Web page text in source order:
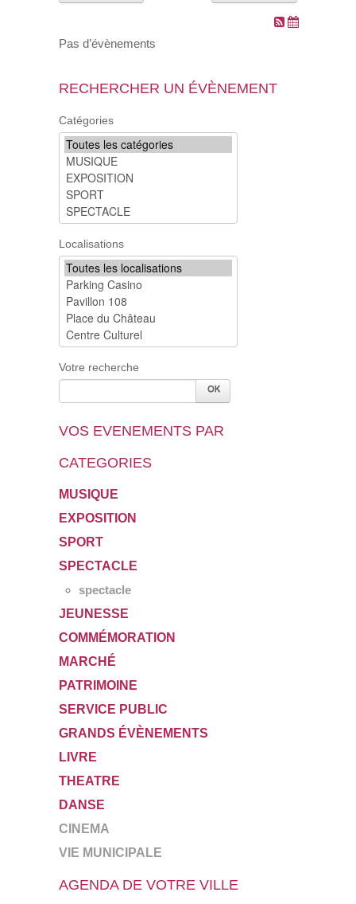
SOCIAL
SPORTS ET LOISIRS
CULTURE ET PATRIMOINE
DÉCISIONS & DÉLIBÉRATIONS
RENDEZ-VOUS EN LIGNE
Pas d’évènements
RECHERCHER UN ÉVÈNEMENT
Catégories
Localisations
Votre recherche
VOS EVENEMENTS PAR
CATEGORIES
MUSIQUE
EXPOSITION
SPORT
SPECTACLE
spectacle
JEUNESSE
COMMÉMORATION
MARCHÉ
PATRIMOINE
SERVICE PUBLIC
GRANDS ÉVÈNEMENTS
LIVRE
THEATRE
DANSE
CINEMA
VIE MUNICIPALE
AGENDA DE VOTRE VILLE